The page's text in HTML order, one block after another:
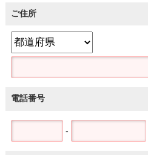
ご住所
電話番号
-